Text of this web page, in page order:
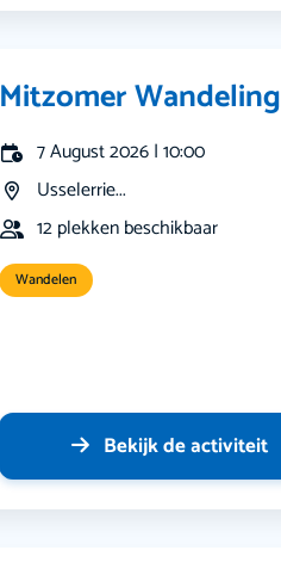
Mitzomer Wandeling
7 August 2026 | 10:00
Usselerrie...
12 plekken beschikbaar
Wandelen
Bekijk de activiteit